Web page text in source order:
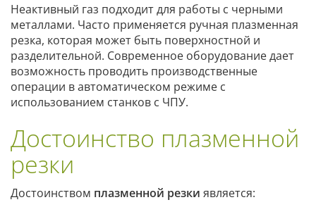
Неактивный газ подходит для работы с черными
металлами. Часто применяется ручная плазменная
резка, которая может быть поверхностной и
разделительной. Современное оборудование дает
возможность проводить производственные
операции в автоматическом режиме с
использованием станков с ЧПУ.
Достоинство плазменной
резки
Достоинством плазменной резки является: